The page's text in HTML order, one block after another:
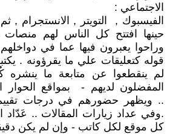
الاجتماعي :
الفيسبوك , التويتر , الانستجرام ,
حينها افتتح كل الناس لهم
وراحوا يعبرون فيها عما في
قوله كتعليقات علي ما يقرؤونه .
لم ينقطعوا عن متابعة ما ينشره
المفضلون لديهم - بمواقع
.. ويظهر حضورهم في درجات تقييم
.وفي عداد زيارات المقالات .. عَدّاد
كل موقع لكل كاتب - وإن لم يكن